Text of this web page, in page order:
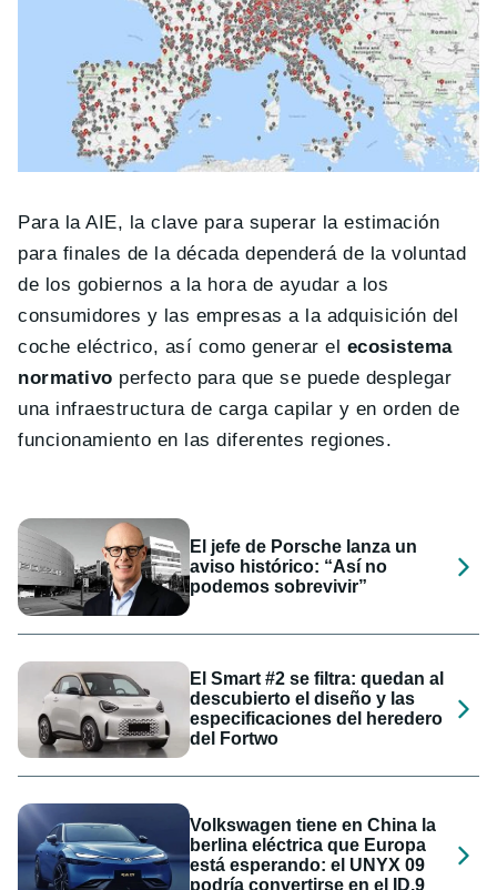
Para la AIE, la clave para superar la estimación
para finales de la década dependerá de la voluntad
de los gobiernos a la hora de ayudar a los
consumidores y las empresas a la adquisición del
coche eléctrico, así como generar el ecosistema
normativo perfecto para que se puede desplegar
una infraestructura de carga capilar y en orden de
funcionamiento en las diferentes regiones.
El jefe de Porsche lanza un
aviso histórico: “Así no
podemos sobrevivir”
El Smart #2 se filtra: quedan al
descubierto el diseño y las
especificaciones del heredero
del Fortwo
Volkswagen tiene en China la
berlina eléctrica que Europa
está esperando: el UNYX 09
podría convertirse en el ID.9